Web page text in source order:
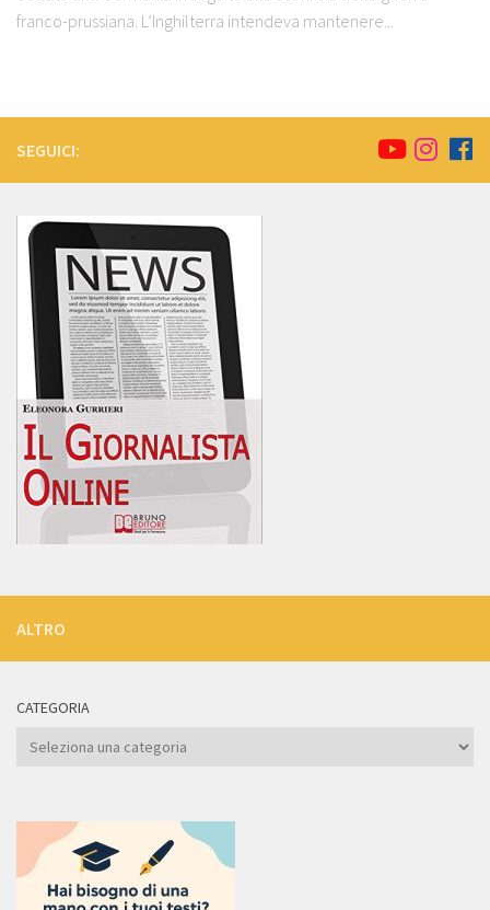
franco-prussiana. L’Inghilterra intendeva mantenere...
SEGUICI:
ALTRO
CATEGORIA
Categoria